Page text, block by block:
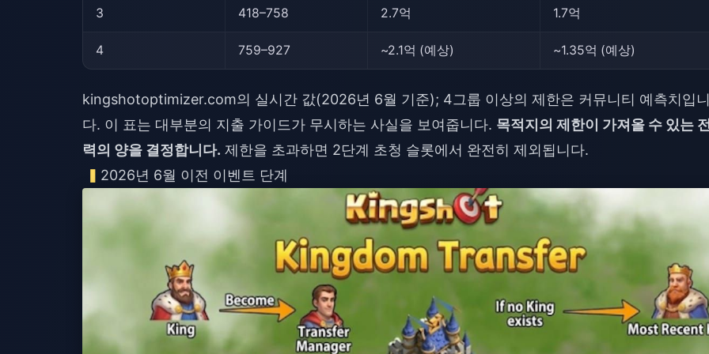
3 418–758 2.7억 1.7억
4 759–927 ~2.1억 (예상) ~1.35억 (예상)
kingshotoptimizer.com의 실시간 값(2026년 6월 기준); 4그룹 이상의 제한은 커뮤니티 예측치입
다. 이 표는 대부분의 지출 가이드가 무시하는 사실을 보여줍니다. 목적지의 제한이 가져올 수 있는
력의 양을 결정합니다. 제한을 초과하면 2단계 초청 슬롯에서 완전히 제외됩니다.
2026년 6월 이전 이벤트 단계